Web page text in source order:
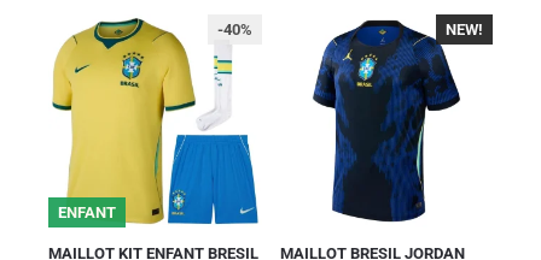
ENFANT
-40%
MAILLOT KIT ENFANT BRESIL
-40%
NEW!
MAILLOT BRESIL JORDAN